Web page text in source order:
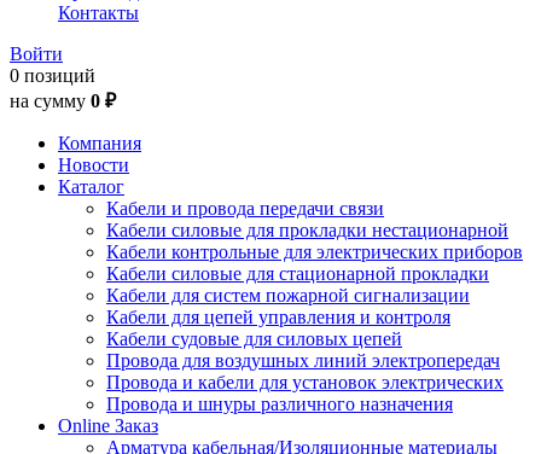
Контакты
Войти
0 позиций
на сумму 0 ₽
Компания
Новости
Каталог
Кабели и провода передачи связи
Кабели силовые для прокладки нестационарной
Кабели контрольные для электрических приборов
Кабели силовые для стационарной прокладки
Кабели для систем пожарной сигнализации
Кабели для цепей управления и контроля
Кабели судовые для силовых цепей
Провода для воздушных линий электропередач
Провода и кабели для установок электрических
Провода и шнуры различного назначения
Online Заказ
Арматура кабельная/Изоляционные материалы